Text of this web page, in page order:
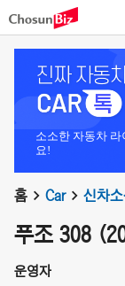
소소한 자동차
요!
홈 Car 신차
푸조 308
운영자